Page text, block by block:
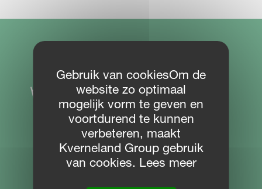
Gebruik van cookiesOm de
website zo optimaal
mogelijk vorm te geven en
voortdurend te kunnen
verbeteren, maakt
Kverneland Group gebruik
van cookies. Lees meer